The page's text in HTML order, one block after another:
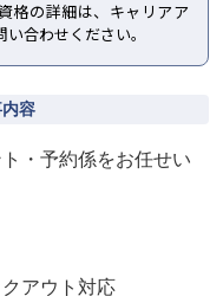
格の詳細は、キャリアア
い合わせください。
容
・予約係をお任せい
アウト対応